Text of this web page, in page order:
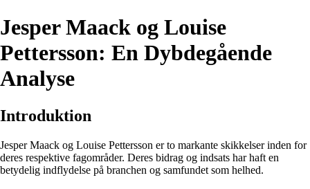
Jesper Maack og Louise
Pettersson: En Dybdegående
Analyse
Introduktion
Jesper Maack og Louise Pettersson er to markante skikkelser inden for
deres respektive fagområder. Deres bidrag og indsats har haft en
betydelig indflydelse på branchen og samfundet som helhed.